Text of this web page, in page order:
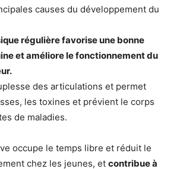
causes du développement du
régulière favorise une bonne
et améliore le fonctionnement du
des articulations et permet
les toxines et prévient le corps
de maladies.
occupe le temps libre et réduit le
chez les jeunes, et contribue à